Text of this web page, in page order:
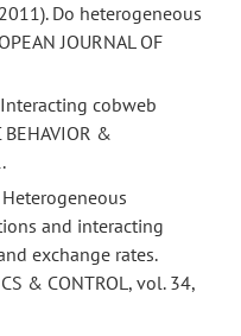
Do heterogeneous
JOURNAL OF
Interacting cobweb
BEHAVIOR &
Heterogeneous
and interacting
exchange rates.
& CONTROL, vol. 34,